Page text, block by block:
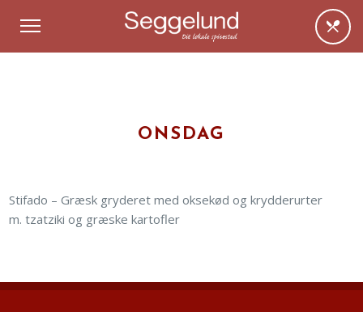
ONSDAG
Stifado – Græsk gryderet med oksekød og krydderurter
m. tzatziki og græske kartofler